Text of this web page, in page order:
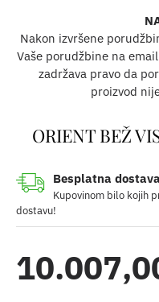
Nakon izvršene
Vaše porudžbine na
zadržava pravo da
proizvod
ORIENT BEŽ
Besplatna
Kupovinom bilo kojih
dostavu!